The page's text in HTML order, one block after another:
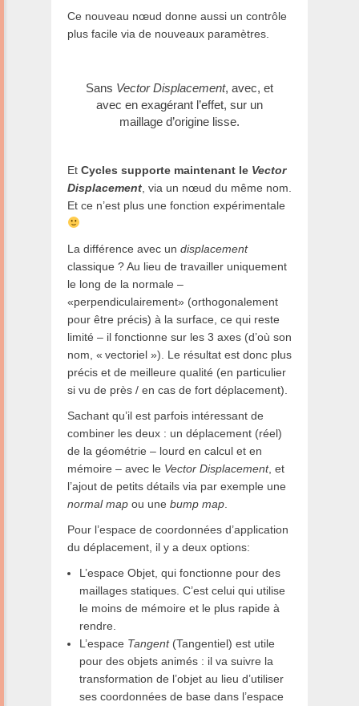
Ce nouveau nœud donne aussi un contrôle
plus facile via de nouveaux paramètres.
Sans Vector Displacement, avec, et
avec en exagérant l’effet, sur un
maillage d’origine lisse.
Et Cycles supporte maintenant le Vector
Displacement , via un nœud du même nom.
Et ce n’est plus une fonction expérimentale
La différence avec un displacement
classique ? Au lieu de travailler uniquement
le long de la normale –
«perpendiculairement» (orthogonalement
pour être précis) à la surface, ce qui reste
limité – il fonctionne sur les 3 axes (d’où son
nom, « vectoriel »). Le résultat est donc plus
précis et de meilleure qualité (en particulier
si vu de près / en cas de fort déplacement).
Sachant qu’il est parfois intéressant de
combiner les deux : un déplacement (réel)
de la géométrie – lourd en calcul et en
mémoire – avec le Vector Displacement, et
l’ajout de petits détails via par exemple une
normal map ou une bump map
Pour l’espace de coordonnées d’application
du déplacement, il y a deux options:
L’espace Objet, qui fonctionne pour des
maillages statiques. C’est celui qui utilise
le moins de mémoire et le plus rapide à
rendre.
L’espace Tangent(Tangentiel) est utile
pour des objets animés : il va suivre la
transformation de l’objet au lieu d’utiliser
ses coordonnées de base dans l’espace